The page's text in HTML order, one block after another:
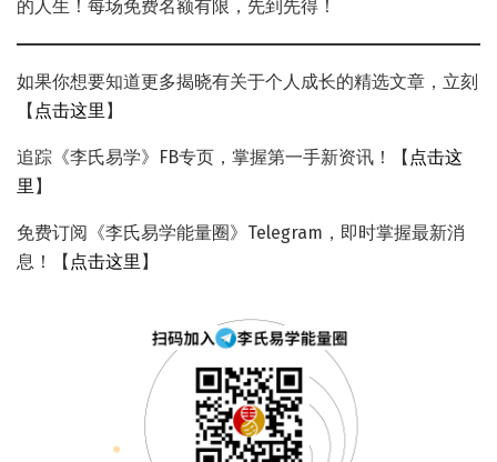
的人生！每场免费名额有限，先到先得！
如果你想要知道更多揭晓有关于个人成长的精选文章，立刻
【 点击这里 】
追踪《李氏易学》FB专页，掌握第一手新资讯！【 点击这
里 】
免费订阅《李氏易学能量圈》Telegram，即时掌握最新消
息！【 点击这里 】